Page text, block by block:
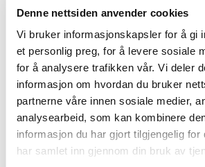
Denne nettsiden anvender cookies
Vi bruker informasjonskapsler for å gi
et personlig preg, for å levere sosiale
for å analysere trafikken vår. Vi deler
informasjon om hvordan du bruker
partnerne våre innen sosiale medier,
analysearbeid, som kan kombinere
informasjon du har gjort tilgjengelig for
har samlet inn gjennom din bruk av
Psykososial støtte:
hendelsen, og det er
barn og voksne som har
og usikkerhet.
Rask behovskartlegging
Humanitære aktører
oversikt over
målrette hjelpen effektivt.